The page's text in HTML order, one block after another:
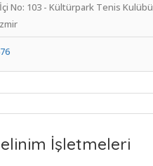
No: 103 - Kültürpark Tenis Kulübü
İşletmeleri